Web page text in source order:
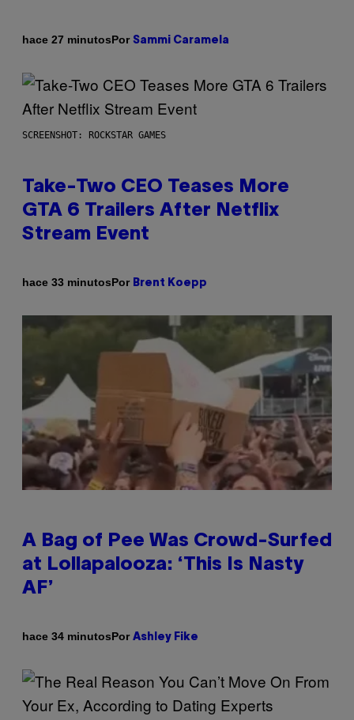
hace 27 minutosPor Sammi Caramela
SCREENSHOT: ROCKSTAR GAMES
Take-Two CEO Teases More
GTA 6 Trailers After Netflix
Stream Event
hace 33 minutosPor Brent Koepp
A Bag of Pee Was Crowd-Surfed
at Lollapalooza: ‘This Is Nasty
AF’
hace 34 minutosPor Ashley Fike